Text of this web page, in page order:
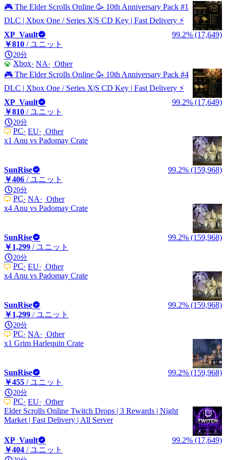
🎮 The Elder Scrolls Online 🥳 10th Anniversary Pack #1
DLC | Xbox One / Series X|S CD Key | Fast Delivery ⚡
XP_Vault
99.2% (17,649)
￥810 / ユニット
20分
Xbox NA
Other
🎮 The Elder Scrolls Online 🥳 10th Anniversary Pack #4
DLC | Xbox One / Series X|S CD Key | Fast Delivery ⚡
XP_Vault
99.2% (17,649)
￥810 / ユニット
20分
PC EU
Other
x1 Anu vs Padomay Crate
SunRise
99.2% (159,968)
￥406 / ユニット
20分
PC NA
Other
x4 Anu vs Padomay Crate
SunRise
99.2% (159,968)
￥1,299 / ユニット
20分
PC EU
Other
x4 Anu vs Padomay Crate
SunRise
99.2% (159,968)
￥1,299 / ユニット
20分
PC NA
Other
x1 Grim Harlequin Crate
SunRise
99.2% (159,968)
￥455 / ユニット
20分
PC EU
Other
Elder Scrolls Online Twitch Drops | 3 Rewards | Night
Market | Fast Delivery | All Server
XP_Vault
99.2% (17,649)
￥404 / ユニット